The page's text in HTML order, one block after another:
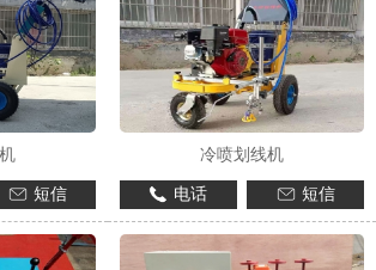
短信
冷喷划线机
电话 短信